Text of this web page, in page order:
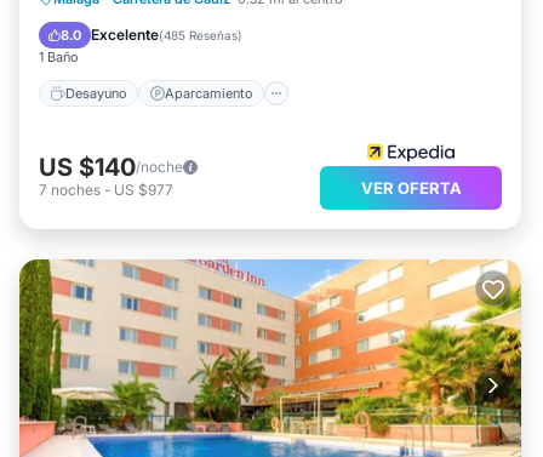
8.0 Excelente(485 Reseñas)
1 Baño
Desayuno Aparcamiento
Balcón/Terraza
US $140/noche
7 noches - US $977 VER OFERTA